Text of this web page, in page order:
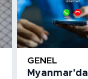
GENEL
Myanmar'da